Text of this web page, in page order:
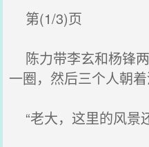
第(1/3)页
陈力带李玄和杨锋
一圈，然后三个人朝着
“老大，这里的风景